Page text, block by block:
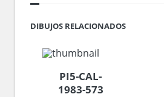
DIBUJOS RELACIONADOS
PI5-CAL-
1983-573